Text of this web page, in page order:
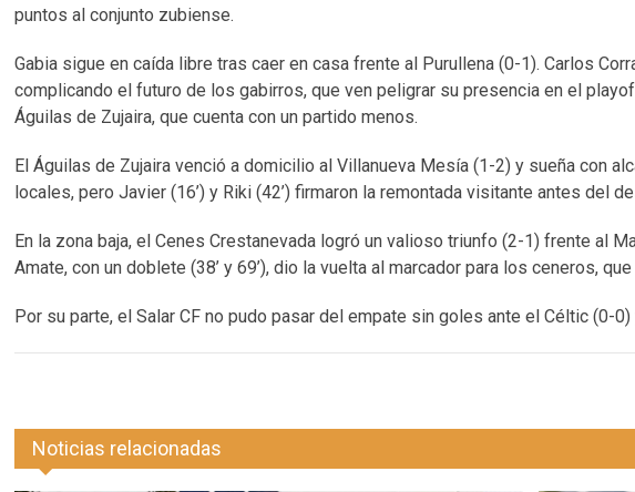
puntos al conjunto zubiense.
Gabia sigue en caída libre tras caer en casa frente al Purullena (0-1). Carlos
complicando el futuro de los gabirros, que ven peligrar su presencia en el
Águilas de Zujaira, que cuenta con un partido menos.
El Águilas de Zujaira venció a domicilio al Villanueva Mesía (1-2) y sueña con
locales, pero Javier (16’) y Riki (42’) firmaron la remontada visitante antes del
En la zona baja, el Cenes Crestanevada logró un valioso triunfo (2-1) frente al
Amate, con un doblete (38’ y 69’), dio la vuelta al marcador para los ceneros,
Por su parte, el Salar CF no pudo pasar del empate sin goles ante el Céltic (0-
Noticias relacionadas